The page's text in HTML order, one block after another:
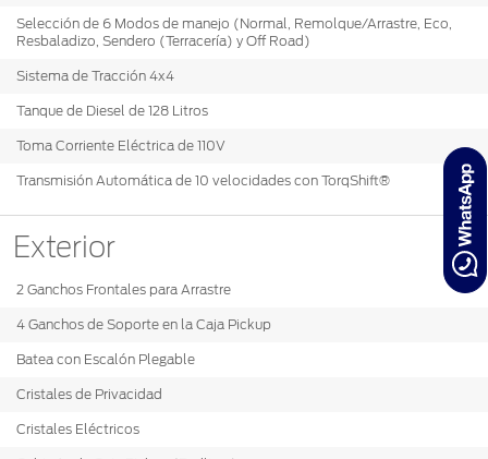
Selección de 6 Modos de manejo (Normal, Remolque/Arrastre, Eco,
Resbaladizo, Sendero (Terracería) y Off Road)
Sistema de Tracción 4x4
Tanque de Diesel de 128 Litros
Toma Corriente Eléctrica de 110V
Transmisión Automática de 10 velocidades con TorqShift®
Exterior
2 Ganchos Frontales para Arrastre
4 Ganchos de Soporte en la Caja Pickup
Batea con Escalón Plegable
Cristales de Privacidad
Cristales Eléctricos